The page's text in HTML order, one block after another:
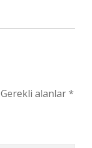
Gerekli alanlar*